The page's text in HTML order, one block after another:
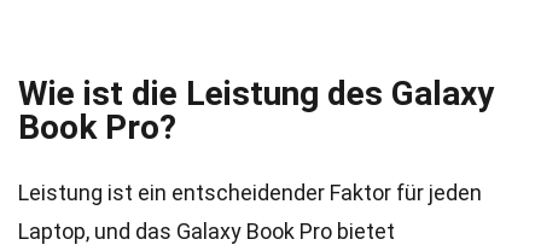
Wie ist die Leistung des Galaxy
Book Pro?
Leistung ist ein entscheidender Faktor für jeden
Laptop, und das Galaxy Book Pro bietet